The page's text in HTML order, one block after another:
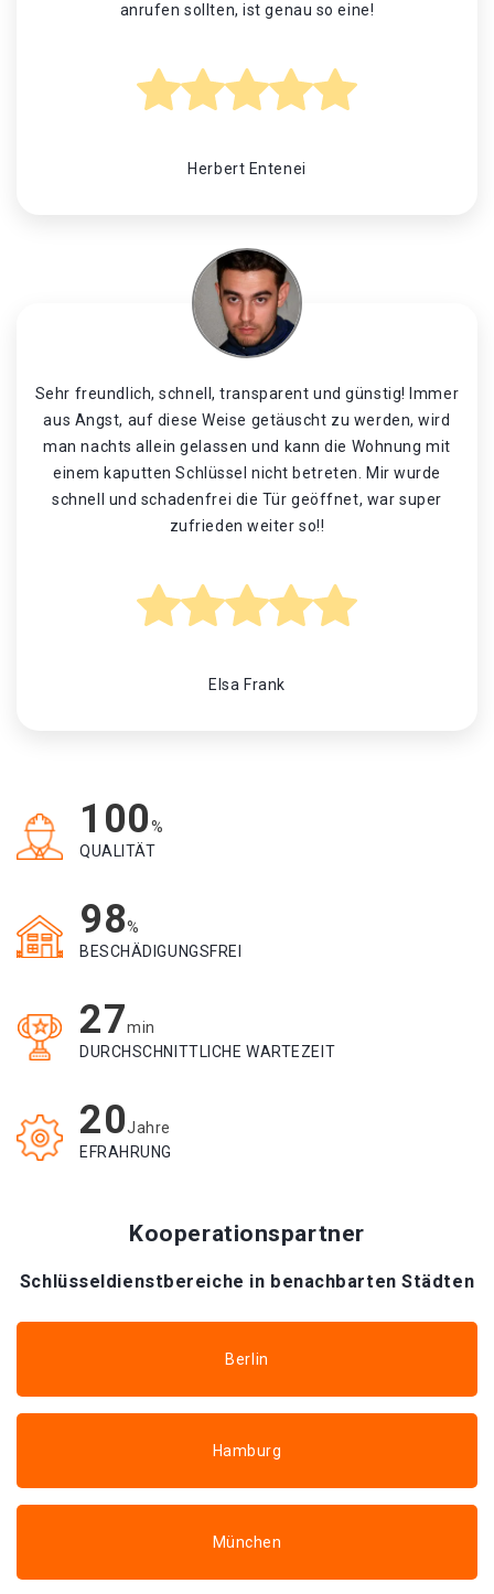
anrufen sollten, ist genau so eine!
Herbert Entenei
Sehr freundlich, schnell, transparent und günstig! Immer
aus Angst, auf diese Weise getäuscht zu werden, wird
man nachts allein gelassen und kann die Wohnung mit
einem kaputten Schlüssel nicht betreten. Mir wurde
schnell und schadenfrei die Tür geöffnet, war super
zufrieden weiter so!!
Elsa Frank
100%
QUALITÄT
98%
BESCHÄDIGUNGSFREI
27min
DURCHSCHNITTLICHE WARTEZEIT
20Jahre
EFRAHRUNG
Kooperationspartner
Schlüsseldienstbereiche in benachbarten Städten
Berlin
Hamburg
München